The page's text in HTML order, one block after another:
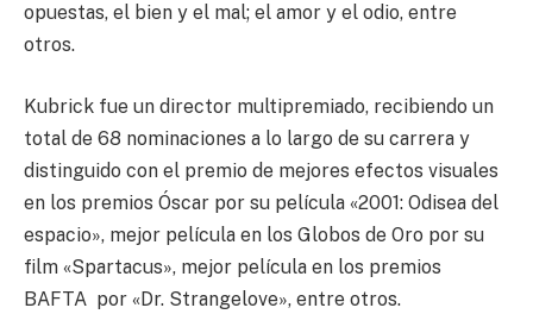
opuestas, el bien y el mal; el amor y el odio, entre
otros.
Kubrick fue un director multipremiado, recibiendo un
total de 68 nominaciones a lo largo de su carrera y
distinguido con el premio de mejores efectos visuales
en los premios Óscar por su película «2001: Odisea del
espacio», mejor película en los Globos de Oro por su
film «Spartacus», mejor película en los premios
BAFTA por «Dr. Strangelove», entre otros.